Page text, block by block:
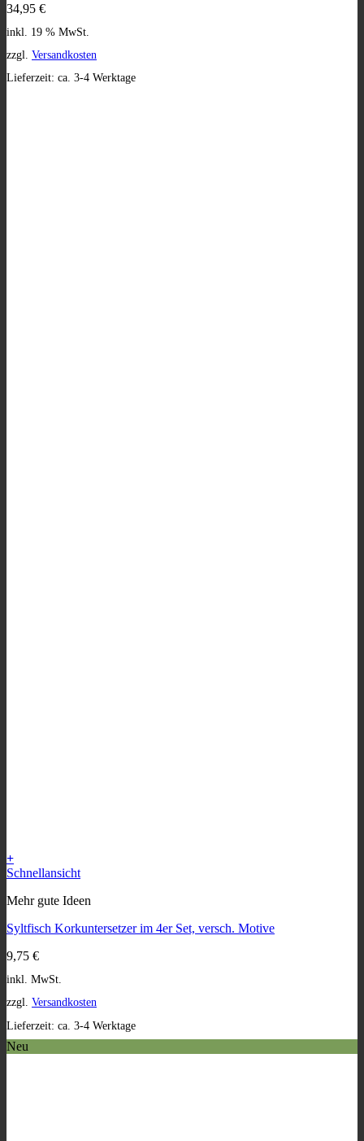
34,95 €
inkl. 19 % MwSt.
zzgl. Versandkosten
Lieferzeit: ca. 3-4 Werktage
+
Dieses
weist
Varianten
Die
Optionen
auf
der
Produktseite
gewählt
Schnellansicht
Mehr gute Ideen
Syltfisch Korkuntersetzer im 4er Set, versch. Motive
9,75 €
inkl. MwSt.
zzgl. Versandkosten
Lieferzeit: ca. 3-4 Werktage
Neu